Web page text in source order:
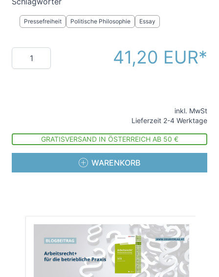
Pressefreiheit Politische Philosophie Essay
Menge 41,20 EUR
inkl. MwSt
Lieferzeit 2-4 Werktage
GRATISVERSAND IN ÖSTERREICH AB 50 €
WARENKORB